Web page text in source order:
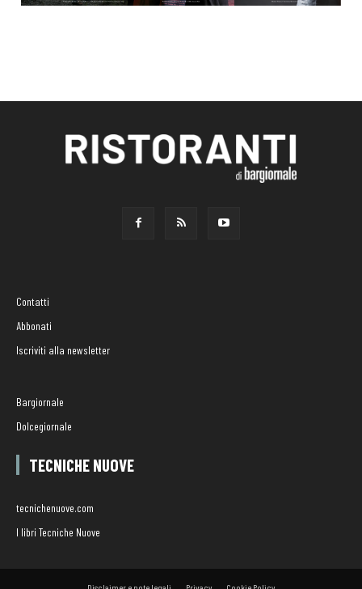
Contatti
Abbonati
Iscriviti alla newsletter
Bargiornale
Dolcegiornale
TECNICHE NUOVE
tecnichenuove.com
I libri Tecniche Nuove